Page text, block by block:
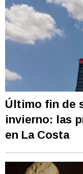
Último fin de
invierno: las
en La Costa